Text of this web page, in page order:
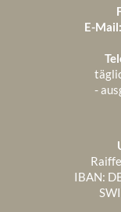
Februar 2025
E-Mail:
-
IBAN: